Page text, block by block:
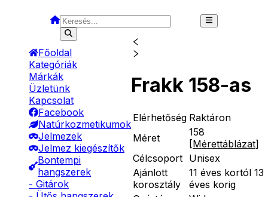
Főoldal
Kategóriák
Márkák
Üzletünk
Kapcsolat
Facebook
Natúrkozmetikumok
Jelmezek
Jelmez kiegészítők
Bontempi
hangszerek
- Gitárok
Frakk 158-as
Elérhetőség Raktáron
Méret
158
[Mérettáblázat]
Célcsoport Unisex
Ajánlott
korosztály
11 éves kortól 13
éves korig